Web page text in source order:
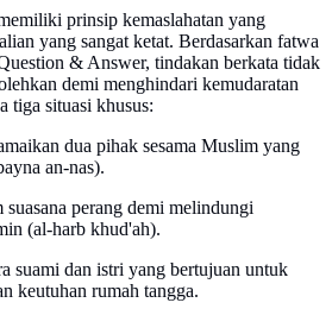
prinsip kemaslahatan yang
yang sangat ketat. Berdasarkan fatwa
& Answer, tindakan berkata tidak
demi menghindari kemudaratan
tiga situasi khusus:
dua pihak sesama Muslim yang
an-nas).
perang demi melindungi
(al-harb khud'ah).
suami dan istri yang bertujuan untuk
keutuhan rumah tangga.